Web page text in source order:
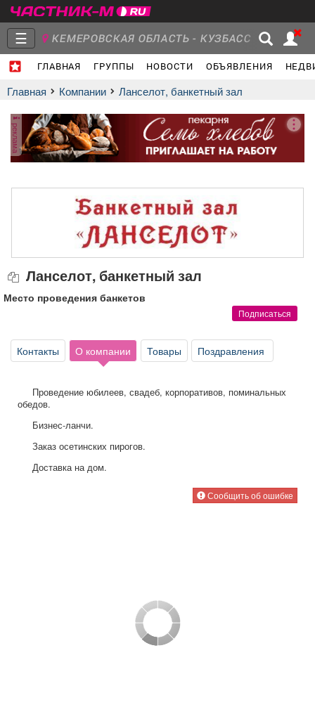
☰ КЕМЕРОВСКАЯ ОБЛАСТЬ - КУЗБАСС
ГЛАВНАЯ ГРУППЫ НОВОСТИ ОБЪЯВЛЕНИЯ
Главная
Группы Новости
Объявления Недвижимость Услуги
Транспорт Компании
Проекты
Товары Поздравления
Главная Компании Ланселот, банкетный зал
реклама
Ланселот, банкетный зал
Место проведения банкетов
Подписаться
Контакты О компании Товары Поздравления
Проведение юбилеев, свадеб, корпоративов, поминальных
обедов.
Бизнес-ланчи.
Заказ осетинских пирогов.
Доставка на дом.
Сообщить об ошибке